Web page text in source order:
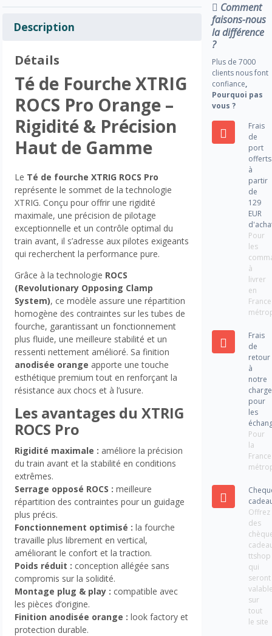
Description
Détails
Té de Fourche XTRIG
ROCS Pro Orange –
Rigidité & Précision
Haut de Gamme
Le Té de fourche XTRIG ROCS Pro
représente le sommet de la technologie
XTRIG. Conçu pour offrir une rigidité
maximale, une précision de pilotage
exceptionnelle et un contrôle optimal du
train avant, il s’adresse aux pilotes exigeants
qui recherchent la performance pure.
Grâce à la technologie ROCS
(Revolutionary Opposing Clamp
System), ce modèle assure une répartition
homogène des contraintes sur les tubes de
fourche, garantissant un fonctionnement
plus fluide, une meilleure stabilité et un
ressenti nettement amélioré. Sa finition
anodisée orange apporte une touche
esthétique premium tout en renforçant la
résistance aux chocs et à l’usure.
Les avantages du XTRIG
ROCS Pro
Rigidité maximale : améliore la précision
du train avant et la stabilité en conditions
extrêmes.
Serrage opposé ROCS : meilleure
répartition des contraintes pour un guidage
plus précis.
Fonctionnement optimisé : la fourche
travaille plus librement en vertical,
améliorant le confort et la traction.
Poids réduit : conception allégée sans
compromis sur la solidité.
Montage plug & play : compatible avec
les pièces d’origine.
Finition anodisée orange : look factory et
protection durable.
Comment
faisons-nous
la différence
?
Plus de 7000
clients nous font
confiance,
Pourquoi pas
vous ?
Frais
de
port
offerts
à
partir
de
129
EUR
Pour
les
à
livrer
en
France
Frais
de
retour
à
notre
charge
pour
les
Pour
la
France
Offrez
des
ttshop
qui
seront
sur
tout
le site